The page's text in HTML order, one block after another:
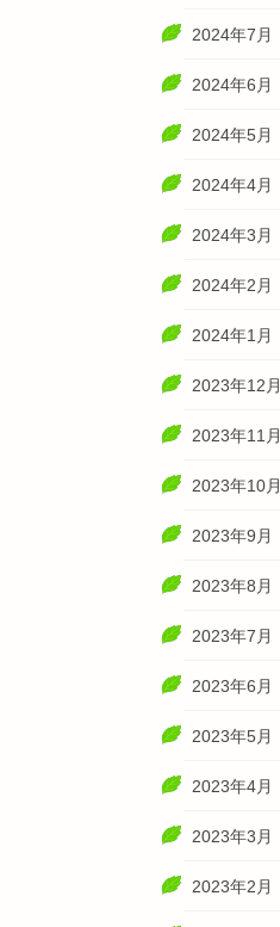
2024年7月
2024年6月
2024年5月
2024年4月
2024年3月
2024年2月
2024年1月
2023年12月
2023年11月
2023年10月
2023年9月
2023年8月
2023年7月
2023年6月
2023年5月
2023年4月
2023年3月
2023年2月